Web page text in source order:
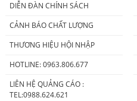
DIỄN ĐÀN CHÍNH SÁCH
CẢNH BÁO CHẤT LƯỢNG
THƯƠNG HIỆU HỘI NHẬP
HOTLINE: 0963.806.677
LIÊN HỆ QUẢNG CÁO :
TEL:0988.624.621